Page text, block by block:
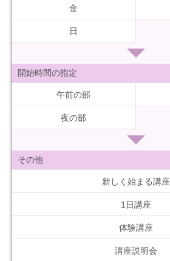
金
日
開始時間の指定
午前の部
夜の部
その他
新しく始まる講座
1日講座
体験講座
講座説明会